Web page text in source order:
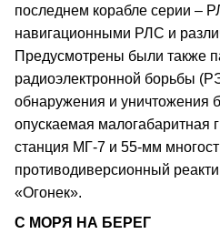
последнем корабле серии –
навигационными РЛС и
Предусмотрены были также
радиоэлектронной борьбы
обнаружения и уничтожения
опускаемая малогабаритная
станция МГ-7 и 55-мм
противодиверсионный
«Огонек».
С МОРЯ НА БЕРЕГ